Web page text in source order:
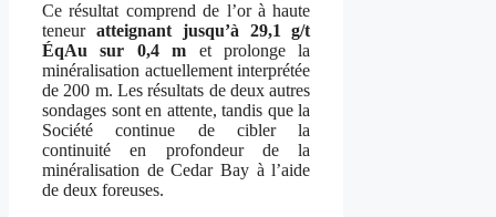
Ce résultat comprend de l’or à haute
teneur atteignant jusqu’à 29,1 g/t
ÉqAu sur 0,4 m et prolonge la
minéralisation actuellement interprétée
de 200 m. Les résultats de deux autres
sondages sont en attente, tandis que la
Société continue de cibler la
continuité en profondeur de la
minéralisation de Cedar Bay à l’aide
de deux foreuses.